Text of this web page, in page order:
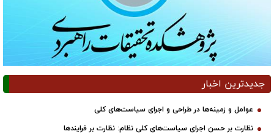
جدیدترین اخبار
عوامل و زمینه‌ها در طراحی و اجرای سیاست‌های کلی
نظارت بر حسن اجرای سیاست‌های کلی نظام: نظارت بر فرایندها